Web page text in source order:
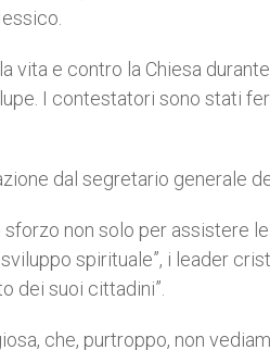
vita e contro la Chiesa
I contestatori sono stati
dal segretario generale
non solo per assistere
spirituale”, i leader
dei suoi cittadini”.
che, purtroppo, non